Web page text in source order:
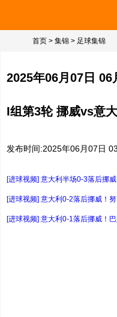
首页 > 集锦 > 足球集锦
2025年06月07日
I组第3轮 挪威vs意
发布时间:2025年06月07日
[进球视频] 意大利半场0-3落后挪
[进球视频] 意大利0-2落后挪威！
[进球视频] 意大利0-1落后挪威！